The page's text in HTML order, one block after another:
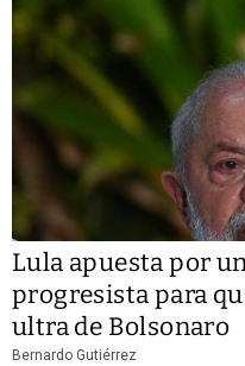
Lula apuesta por
progresista para
ultra de Bolsonaro
Bernardo Gutiérrez